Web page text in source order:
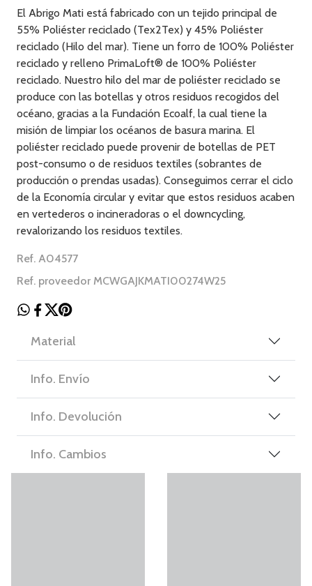
El Abrigo Mati está fabricado con un tejido principal de
55% Poliéster reciclado (Tex2Tex) y 45% Poliéster
reciclado (Hilo del mar). Tiene un forro de 100% Poliéster
reciclado y relleno PrimaLoft® de 100% Poliéster
reciclado. Nuestro hilo del mar de poliéster reciclado se
produce con las botellas y otros residuos recogidos del
océano, gracias a la Fundación Ecoalf, la cual tiene la
misión de limpiar los océanos de basura marina. El
poliéster reciclado puede provenir de botellas de PET
post-consumo o de residuos textiles (sobrantes de
producción o prendas usadas). Conseguimos cerrar el ciclo
de la Economía circular y evitar que estos residuos acaben
en vertederos o incineradoras o el downcycling,
revalorizando los residuos textiles.
Ref. A04577
Ref. proveedor MCWGAJKMATI00274W25
Material
Info. Envío
Info. Devolución
Info. Cambios